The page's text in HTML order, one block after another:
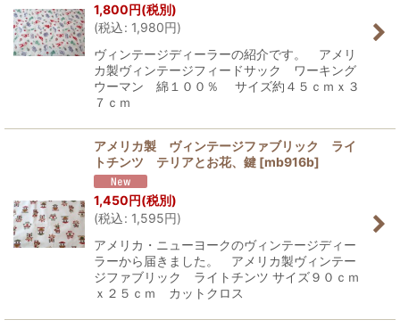
1,800円(税別)
(税込: 1,980円)
ヴィンテージディーラーの紹介です。 アメリ
カ製ヴィンテージフィードサック ワーキング
ウーマン 綿１００％ サイズ約４５ｃｍｘ３
７ｃｍ
アメリカ製 ヴィンテージファブリック ライ
トチンツ テリアとお花、鍵 [mb916b]
1,450円(税別)
(税込: 1,595円)
アメリカ・ニューヨークのヴィンテージディー
ラーから届きました。 アメリカ製ヴィンテー
ジファブリック ライトチンツ サイズ９０ｃｍ
ｘ２５ｃｍ カットクロス